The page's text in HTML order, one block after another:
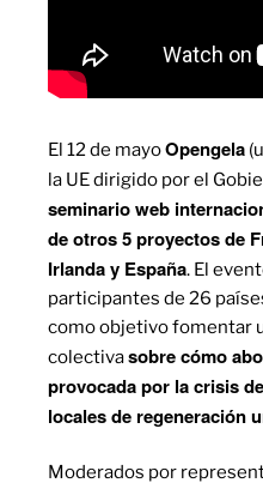
El 12 de mayoOpengela
la UE dirigido por el
seminario web
de otros 5 proyectos de
Irlanda y España. El
participantes de 26
como objetivo fomentar
colectivasobre cómo
provocada por la crisis
locales de regeneración
Moderados por